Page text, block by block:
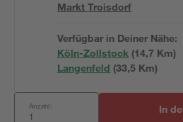
MarktTroisdorf
Verfügbar in Deiner Nähe:
Köln-Zollstock (14,7 Km)
Langenfeld (33,5 Km)
Anzahl: In